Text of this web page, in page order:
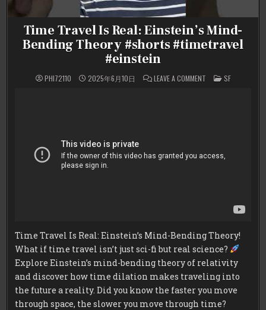
Time Travel Is Real: Einstein’s Mind-
Bending Theory #shorts #timetravel
#einstein
PHI72110 2025年6月10日 LEAVE A COMMENTON
TIME
#EINSTEIN
POSTED
IN
SF
Time Travel Is Real: Einstein’s Mind-Bending Theory!
What if time travel isn’t just sci-fi but real science?
Explore Einstein’s mind-bending theory of relativity
and discover how time dilation makes traveling into
the future a reality. Did you know the faster you move
through space, the slower you move through time?